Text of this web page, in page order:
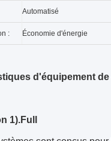
Automatisé
: Économie d'énergie
d'équipement
1).Full